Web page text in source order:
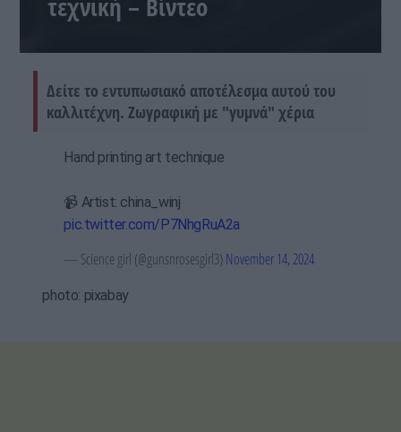
τεχνική – Βίντεο
Δείτε το εντυπωσιακό αποτέλεσμα αυτού του
καλλιτέχνη. Ζωγραφική με "γυμνά" χέρια
Hand printing art technique
📹 Artist: china_winj
pic.twitter.com/P7NhgRuA2a
— Science girl (@gunsnrosesgirl3)November 14, 2024
photo: pixabay